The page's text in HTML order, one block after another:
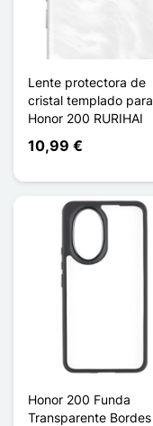
Lente protectora de
cristal templado para
Honor 200 RURIHAI
10,99 €
Honor 200 Funda
Transparente Bordes